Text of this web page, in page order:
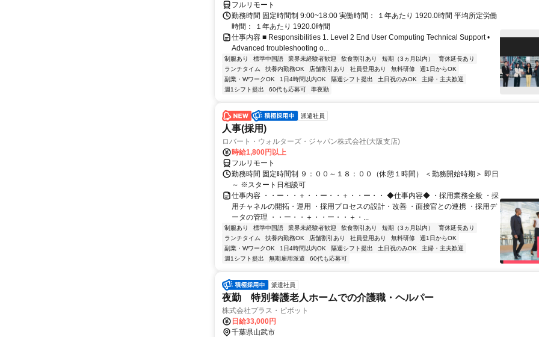
フルリモート
勤務時間 固定時間制 9:00~18:00 実働時間： １年あたり 1920.0時間 平均所定労働
時間： １年あたり 1920.0時間
仕事内容 ■ Responsibilities 1. Level 2 End User Computing Technical Support •
Advanced troubleshooting o...
制服あり 標準中国語 業界未経験者歓迎 飲食割引あり 短期（3ヵ月以内）
育休延長あり
ランチタイム
扶養内勤務OK 店舗割引あり 社員登用あり 無料研修
週1日からOK
副業・WワークOK
1日4時間以内OK 隔週シフト提出 土日祝のみOK
主婦・主夫歓迎
週1シフト提出
60代も応募可 準夜勤
派遣社員
人事(採用)
ロバート・ウォルターズ・ジャパン株式会社(大阪支店)
時給1,800円以上
フルリモート
勤務時間 固定時間制 ９：００～１８：００（休憩１時間） ＜勤務開始時期＞ 即日
～ ※スタート日相談可
仕事内容 ・・ー・・＋・・ー・・＋・・ー・・ ◆仕事内容◆ ・採用業務全般 ・採
用チャネルの開拓・運用 ・採用プロセスの設計・改善 ・面接官との連携 ・採用デ
ータの管理 ・・ー・・＋・・ー・・＋・...
制服あり 標準中国語 業界未経験者歓迎 飲食割引あり 短期（3ヵ月以内）
育休延長あり
ランチタイム
扶養内勤務OK 店舗割引あり 社員登用あり 無料研修
週1日からOK
副業・WワークOK
1日4時間以内OK 隔週シフト提出 土日祝のみOK
主婦・主夫歓迎
週1シフト提出
無期雇用派遣 60代も応募可
派遣社員
夜勤 特別養護老人ホームでの介護職・ヘルパー
株式会社プラス・ピボット
日給33,000円
千葉県山武市